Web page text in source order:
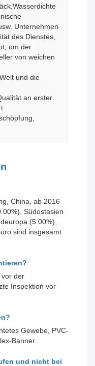
Unternehmen
des Dienstes,
um der
von weichen
und die
an erster
China, ab 2016
Südostasien
(5.00%),
sind insgesamt
vor der
Inspektion vor
Gewebe, PVC-
Banner.
und nicht bei